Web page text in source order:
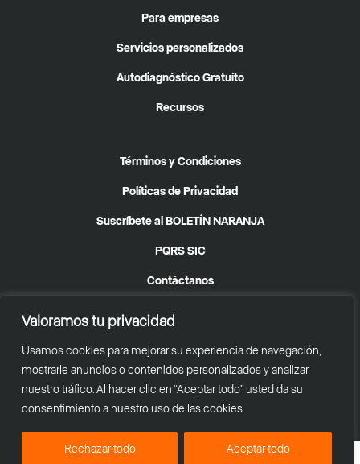
Valoramos tu privacidad
Usamos cookies para mejorar su experiencia de navegación,
mostrarle anuncios o contenidos personalizados y analizar
nuestro tráfico. Al hacer clic en “Aceptar todo” usted da su
consentimiento a nuestro uso de las cookies.
Rechazar todo Aceptar todo
Para empresas
Servicios personalizados
Autodiagnóstico Gratuíto
Recursos
Términos y Condiciones
Políticas de Privacidad
Suscríbete al BOLETÍN NARANJA
PQRS SIC
Contáctanos
Taller A | Todos los Derechos Reservados
Desarrollado por Zeta WiFi